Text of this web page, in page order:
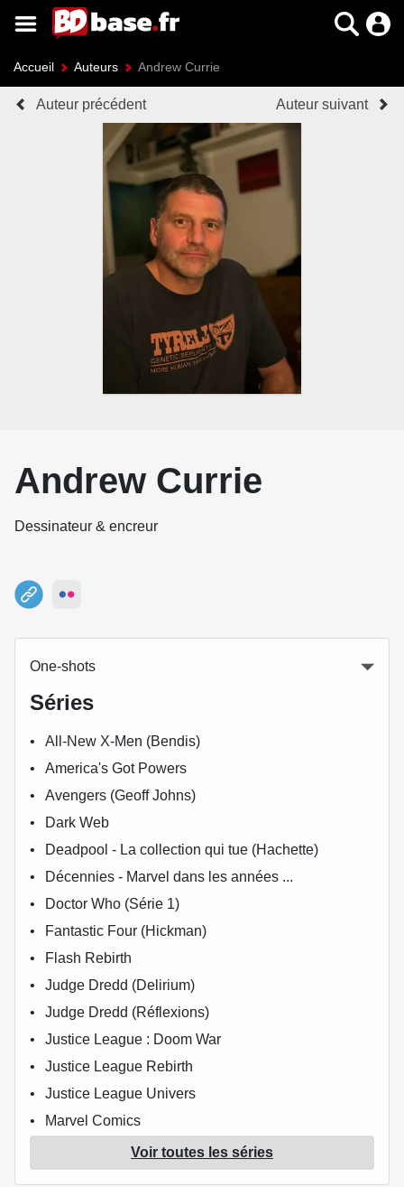
Accueil Auteurs Andrew Currie
Auteur précédent Auteur suivant
Andrew Currie
Dessinateur & encreur
One-shots
Séries
All-New X-Men (Bendis)
America's Got Powers
Avengers (Geoff Johns)
Dark Web
Deadpool - La collection qui tue (Hachette)
Décennies - Marvel dans les années ...
Doctor Who (Série 1)
Fantastic Four (Hickman)
Flash Rebirth
Judge Dredd (Delirium)
Judge Dredd (Réflexions)
Justice League : Doom War
Justice League Rebirth
Justice League Univers
Marvel Comics
Marvel Comics - La collection de référence
Marvel Ultimate
Voir toutes les séries